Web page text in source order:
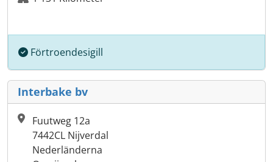
Förtroendesigill
Interbake bv
Fuutweg 12a
7442CL Nijverdal
Nederländerna